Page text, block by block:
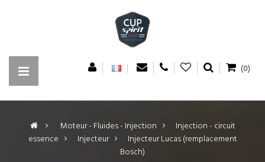
(0)
> Moteur - Fluides - Injection >
Injection - circuit
essence > Injecteur >
Injecteur Lucas (remplacement
Bosch)